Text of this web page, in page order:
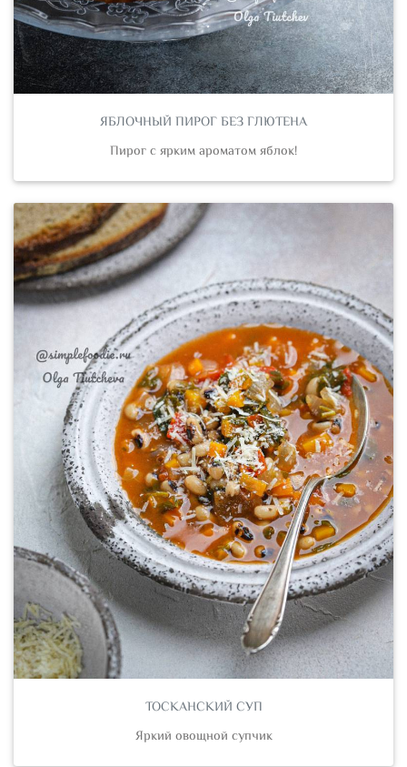
ЯБЛОЧНЫЙ ПИРОГ БЕЗ ГЛЮТЕНА
Пирог с ярким ароматом яблок!
ТОСКАНСКИЙ СУП
Яркий овощной супчик